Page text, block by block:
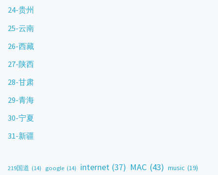
24-贵州
25-云南
26-西藏
27-陕西
28-甘肃
29-青海
30-宁夏
31-新疆
219国道 (14) google (14) internet (37) MAC (43) music (19)